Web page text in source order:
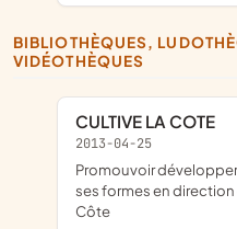
BIBLIOTHÈQUES, LUDOTHÈQUES, DISCOTHÈQUES,
VIDÉOTHÈQUES
CULTIVE LA COTE
2013-04-25
promouvoir développer favoriser la culture sous toutes
ses formes en
Côte